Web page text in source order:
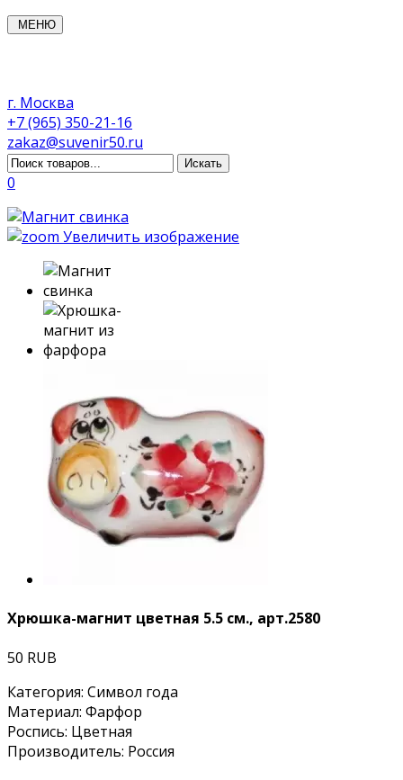
МЕНЮ
г. Москва
+7 (965) 350-21-16
zakaz@suvenir50.ru
0
Увеличить изображение
Хрюшка-магнит цветная 5.5 см., арт.2580
50 RUB
Категория: Символ года
Материал: Фарфор
Роспись: Цветная
Производитель: Россия